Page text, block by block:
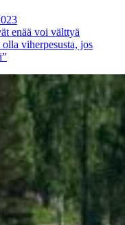
enää voi välttyä
viherpesusta, jos